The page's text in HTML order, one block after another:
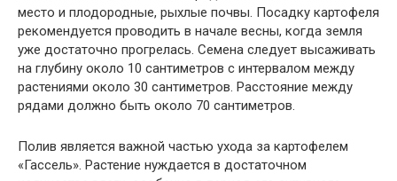
место и плодородные, рыхлые почвы. Посадку картофеля
рекомендуется проводить в начале весны, когда земля
уже достаточно прогрелась. Семена следует высаживать
на глубину около 10 сантиметров с интервалом между
растениями около 30 сантиметров. Расстояние между
рядами должно быть около 70 сантиметров.
Полив является важной частью ухода за картофелем
«Гассель». Растение нуждается в достаточном